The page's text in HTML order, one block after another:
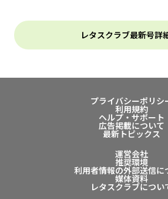
レタスクラブ最新号詳
プライバシーポリシ
利用規約
ヘルプ・サポート
広告掲載について
最新トピックス
運営会社
推奨環境
利用者情報の外部送信に
媒体資料
レタスクラブについ